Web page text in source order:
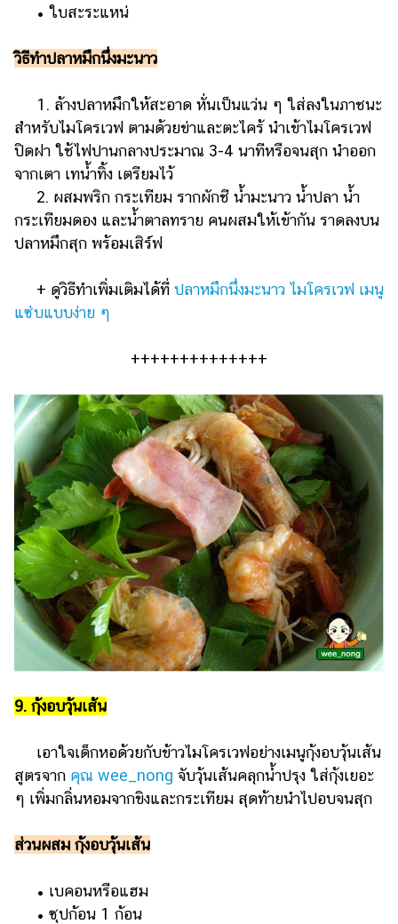
• ใบสะระแหน่
วิธีทำปลาหมึกนึ่งมะนาว
1. ล้างปลาหมึกให้สะอาด หั่นเป็นแว่น ๆ ใส่ลงในภาชนะ
สำหรับไมโครเวฟ ตามด้วยข่าและตะไคร้ นำเข้าไมโครเวฟ
ปิดฝา ใช้ไฟปานกลางประมาณ 3-4 นาทีหรือจนสุก นำออก
จากเตา เทน้ำทิ้ง เตรียมไว้
2. ผสมพริก กระเทียม รากผักชี น้ำมะนาว น้ำปลา น้ำ
กระเทียมดอง และน้ำตาลทราย คนผสมให้เข้ากัน ราดลงบน
ปลาหมึกสุก พร้อมเสิร์ฟ
+ ดูวิธีทำเพิ่มเติมได้ที่ ปลาหมึกนึ่งมะนาว ไมโครเวฟ เมนู
แซ่บแบบง่าย ๆ
++++++++++++++
9. กุ้งอบวุ้นเส้น
เอาใจเด็กหอด้วยกับข้าวไมโครเวฟอย่างเมนูกุ้งอบวุ้นเส้น
สูตรจาก คุณ wee_nong จับวุ้นเส้นคลุกน้ำปรุง ใส่กุ้งเยอะ
ๆ เพิ่มกลิ่นหอมจากขิงและกระเทียม สุดท้ายนำไปอบจนสุก
ส่วนผสม กุ้งอบวุ้นเส้น
• เบคอนหรือแฮม
• ซุปก้อน 1 ก้อน